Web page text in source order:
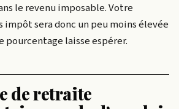
le revenu imposable. Votre
sera donc un peu moins élevée
pourcentage laisse espérer.
de retraite